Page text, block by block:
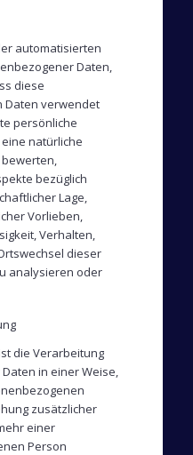
automatisierten
Daten,
diese
verwendet
persönliche
natürliche
bezüglich
Lage,
Vorlieben,
Verhalten,
dieser
analysieren oder
die Verarbeitung
in einer Weise,
zusätzlicher
einer
Person